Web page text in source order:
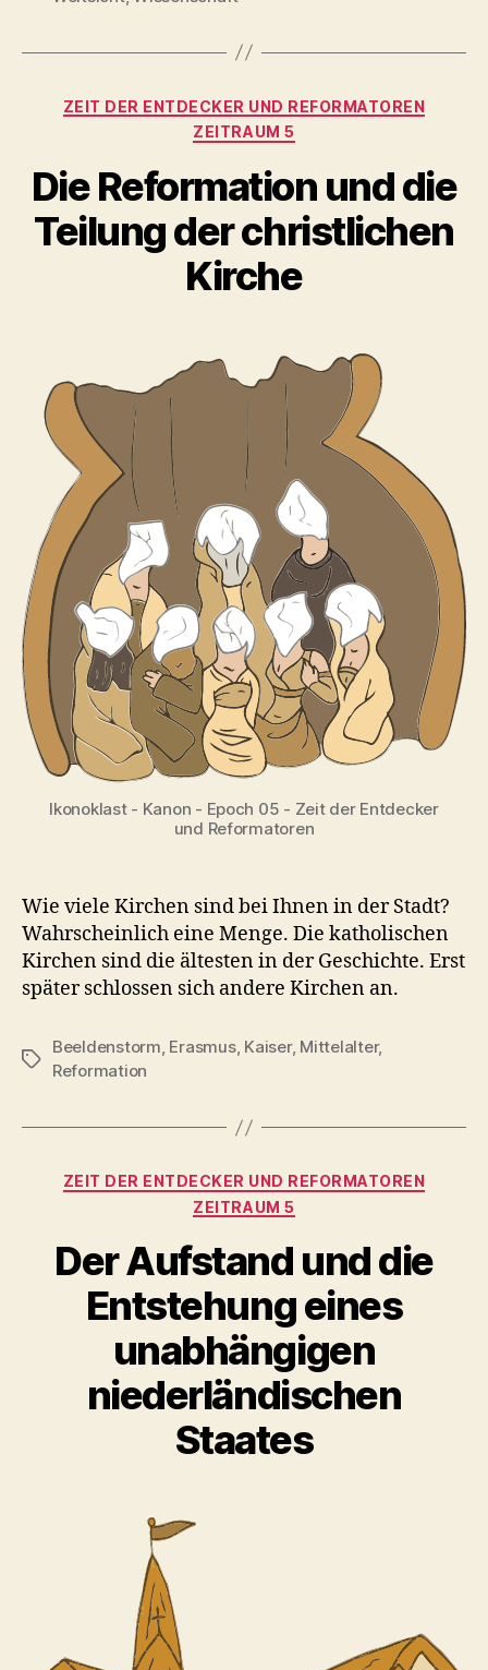
Kategorien
ZEIT DER ENTDECKER UND REFORMATOREN
ZEITRAUM 5
Die Reformation und die
Teilung der christlichen
Kirche
Ikonoklast - Kanon - Epoch 05 - Zeit der Entdecker
und Reformatoren
Wie viele Kirchen sind bei Ihnen in der Stadt?
Wahrscheinlich eine Menge. Die katholischen
Kirchen sind die ältesten in der Geschichte. Erst
später schlossen sich andere Kirchen an.
Schlagwörter
Beeldenstorm, Erasmus, Kaiser, Mittelalter,
Reformation
Kategorien
ZEIT DER ENTDECKER UND REFORMATOREN
ZEITRAUM 5
Der Aufstand und die
Entstehung eines
unabhängigen
niederländischen
Staates